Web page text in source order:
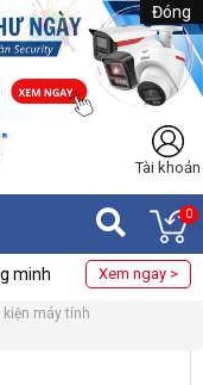
Đóng
Tài khoản
0
minh Xem ngay >
kiện máy tính